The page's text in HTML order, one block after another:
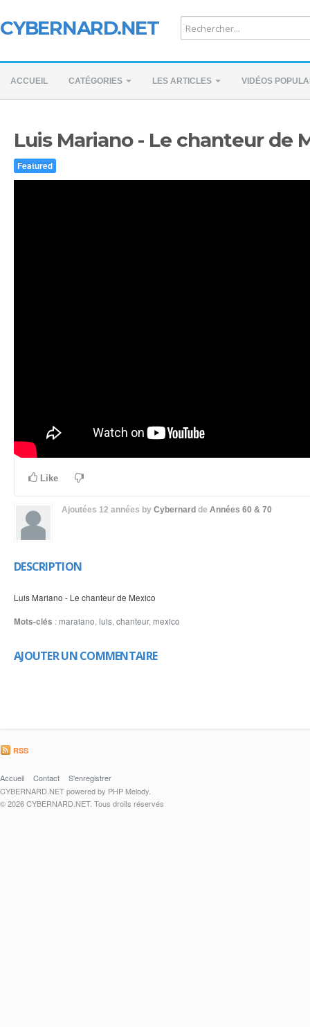
CYBERNARD.NET
ACCUEIL CATÉGORIES LES ARTICLES VIDÉOS
Luis Mariano - Le chanteur de
Featured
Like
Ajoutées 12 années by Cybernard de Années 60 & 70
DESCRIPTION
Luis Mariano - Le chanteur de Mexico
Mots-clés :maraiano, luis, chanteur, mexico
AJOUTER UN COMMENTAIRE
RSS
Accueil Contact
S'enregistrer
CYBERNARD.NET powered by PHP Melody.
© 2026 CYBERNARD.NET. Tous droits réservés